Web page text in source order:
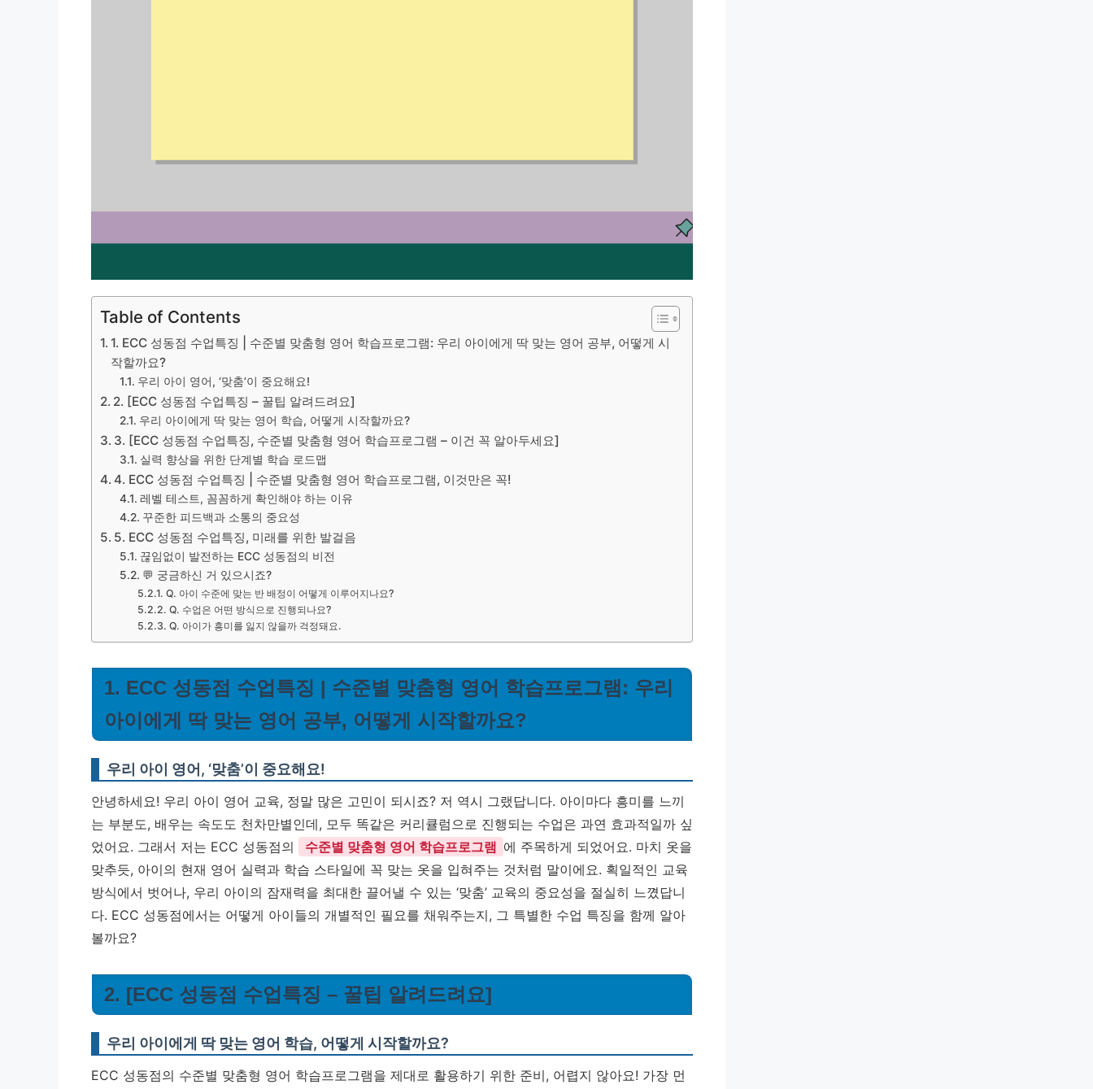
Table of Contents
1. ECC 성동점 수업특징 | 수준별 맞춤형 영어 학습프로그램: 우리 아이에게 딱 맞는 영어 공부, 어떻게 시
작할까요?
우리 아이 영어, ‘맞춤’이 중요해요!
2. [ECC 성동점 수업특징 – 꿀팁 알려드려요]
우리 아이에게 딱 맞는 영어 학습, 어떻게 시작할까요?
3. [ECC 성동점 수업특징, 수준별 맞춤형 영어 학습프로그램 – 이건 꼭 알아두세요]
실력 향상을 위한 단계별 학습 로드맵
4. ECC 성동점 수업특징 | 수준별 맞춤형 영어 학습프로그램, 이것만은 꼭!
레벨 테스트, 꼼꼼하게 확인해야 하는 이유
꾸준한 피드백과 소통의 중요성
5. ECC 성동점 수업특징, 미래를 위한 발걸음
끊임없이 발전하는 ECC 성동점의 비전
💬 궁금하신 거 있으시죠?
Q. 아이 수준에 맞는 반 배정이 어떻게 이루어지나요?
Q. 수업은 어떤 방식으로 진행되나요?
Q. 아이가 흥미를 잃지 않을까 걱정돼요.
1. ECC 성동점 수업특징 | 수준별 맞춤형 영어 학습프로그램: 우리
아이에게 딱 맞는 영어 공부, 어떻게 시작할까요?
우리 아이 영어, ‘맞춤’이 중요해요!
안녕하세요! 우리 아이 영어 교육, 정말 많은 고민이 되시죠? 저 역시 그랬답니다. 아이마다 흥미를 느끼
는 부분도, 배우는 속도도 천차만별인데, 모두 똑같은 커리큘럼으로 진행되는 수업은 과연 효과적일까 싶
었어요. 그래서 저는 ECC 성동점의
수준별 맞춤형 영어 학습프로그램 에 주목하게 되었어요. 마치 옷을
맞추듯, 아이의 현재 영어 실력과 학습 스타일에 꼭 맞는 옷을 입혀주는 것처럼 말이에요. 획일적인 교육
방식에서 벗어나, 우리 아이의 잠재력을 최대한 끌어낼 수 있는 ‘맞춤’ 교육의 중요성을 절실히 느꼈답니
다. ECC 성동점에서는 어떻게 아이들의 개별적인 필요를 채워주는지, 그 특별한 수업 특징을 함께 알아
볼까요?
2. [ECC 성동점 수업특징 – 꿀팁 알려드려요]
우리 아이에게 딱 맞는 영어 학습, 어떻게 시작할까요?
ECC 성동점의 수준별 맞춤형 영어 학습프로그램을 제대로 활용하기 위한 준비, 어렵지 않아요! 가장 먼